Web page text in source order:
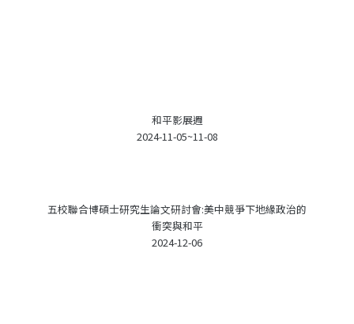
和平影展週
2024-11-05~11-08
五校聯合博碩士研究生論文研討會:美中競爭下地緣政治的
衝突與和平
2024-12-06